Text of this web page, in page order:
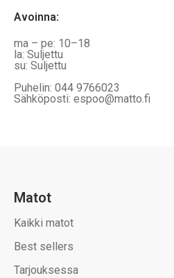
Avoinna:
ma – pe: 10–18
la: Suljettu
su: Suljettu
Puhelin: 044 9766023
Sähköposti: espoo@matto.fi
Matot
Kaikki matot
Best sellers
Tarjouksessa